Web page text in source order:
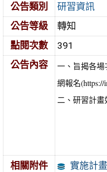
公告類別
研習資訊
公告等級
轉知
點閱次數
391
公告內容
一、旨揭各
網報名(https://
二、研習計畫
相關附件 實施計畫